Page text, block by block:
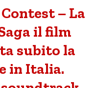
– La
il film
subito la
in Italia.